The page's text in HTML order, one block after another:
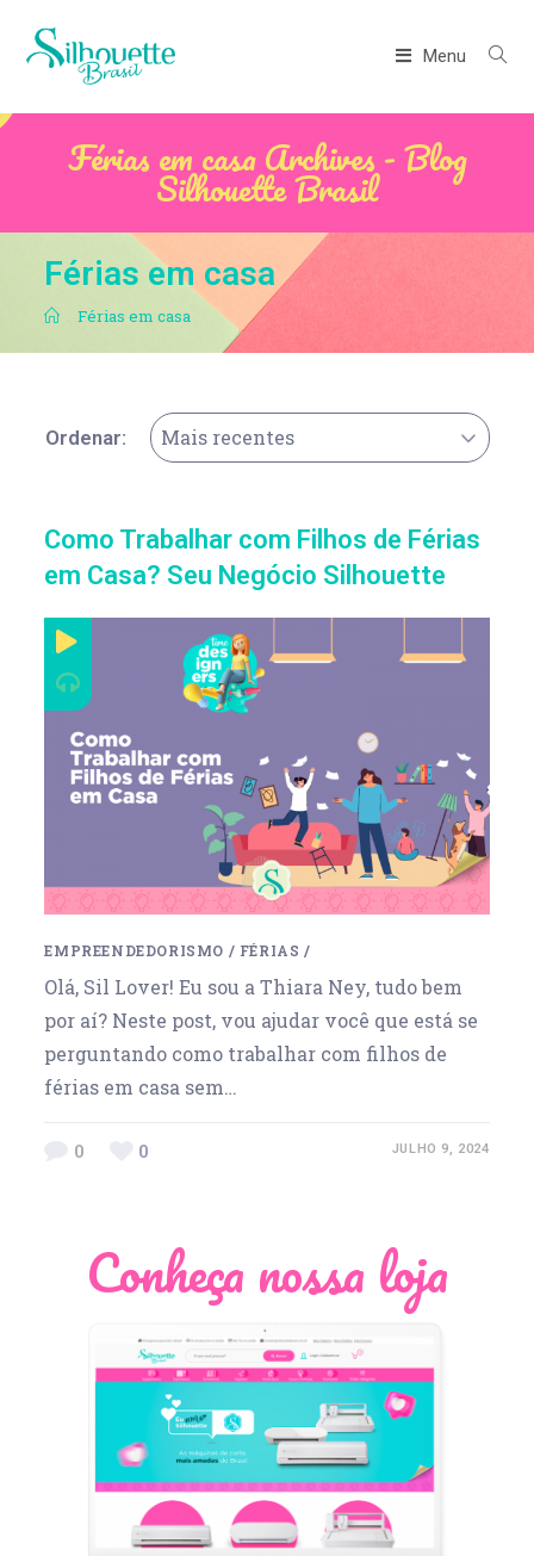
Menu
Férias em casa Archives - Blog
Silhouette Brasil
Férias em casa
. Férias em casa
Ordenar: Mais recentes
Como Trabalhar com Filhos de Férias
em Casa? Seu Negócio Silhouette
EMPREENDEDORISMO / FÉRIAS /
Olá, Sil Lover! Eu sou a Thiara Ney, tudo bem
por aí? Neste post, vou ajudar você que está se
perguntando como trabalhar com filhos de
férias em casa sem…
0 0 JULHO 9, 2024
Conheça nossa loja
Léia Pastori